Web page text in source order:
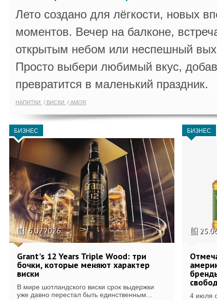
Лето создано для лёгкости, новых
моментов. Вечер на балконе,
открытым небом или неспешный
Просто выбери любимый вкус,
превратится в маленький праздник.
НАПИТКИ ВИСКИ AMOR
БИЗНЕС
6.07.2026
Grant's 12 Years Triple Wood: три
бочки, которые меняют характер
виски
В мире шотландского виски срок выдержки
уже давно перестал быть единственным...
БИЗНЕС
4 июля